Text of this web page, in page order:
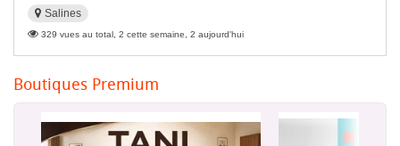
Salines
329 vues au total, 2 cette semaine, 2 aujourd'hui
Boutiques Premium